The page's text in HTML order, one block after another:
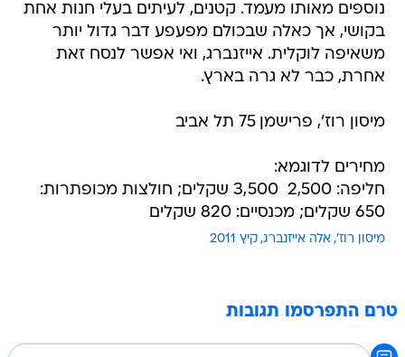
נוספים מאותו מעמד. קטנים, לעיתים בעלי חנות אחת
בקושי, אך כאלה שבכולם מפעפע דבר גדול יותר
משאיפה לוקלית. אייזנברג, ואי אפשר לנסח זאת
אחרת, כבר לא גרה בארץ.
מיסון רוז', פרישמן 75 תל אביב
מחירים לדוגמא:
חליפה: 2,500  3,500 שקלים; חולצות מכופתרות:
650 שקלים; מכנסיים: 820 שקלים
מיסון רוז' אלה אייזנברג קיץ 2011
טרם התפרסמו תגובות